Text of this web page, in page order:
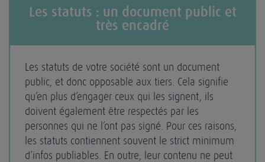
Les statuts : un document public et
très encadré
Les statuts de votre société sont un document
public, et donc opposable aux tiers. Cela signifie
qu’en plus d’engager ceux qui les signent, ils
doivent également être respectés par les
personnes qui ne l’ont pas signé. Pour ces raisons,
les statuts contiennent souvent le strict minimum
d’infos publiables. En outre, leur contenu ne peut